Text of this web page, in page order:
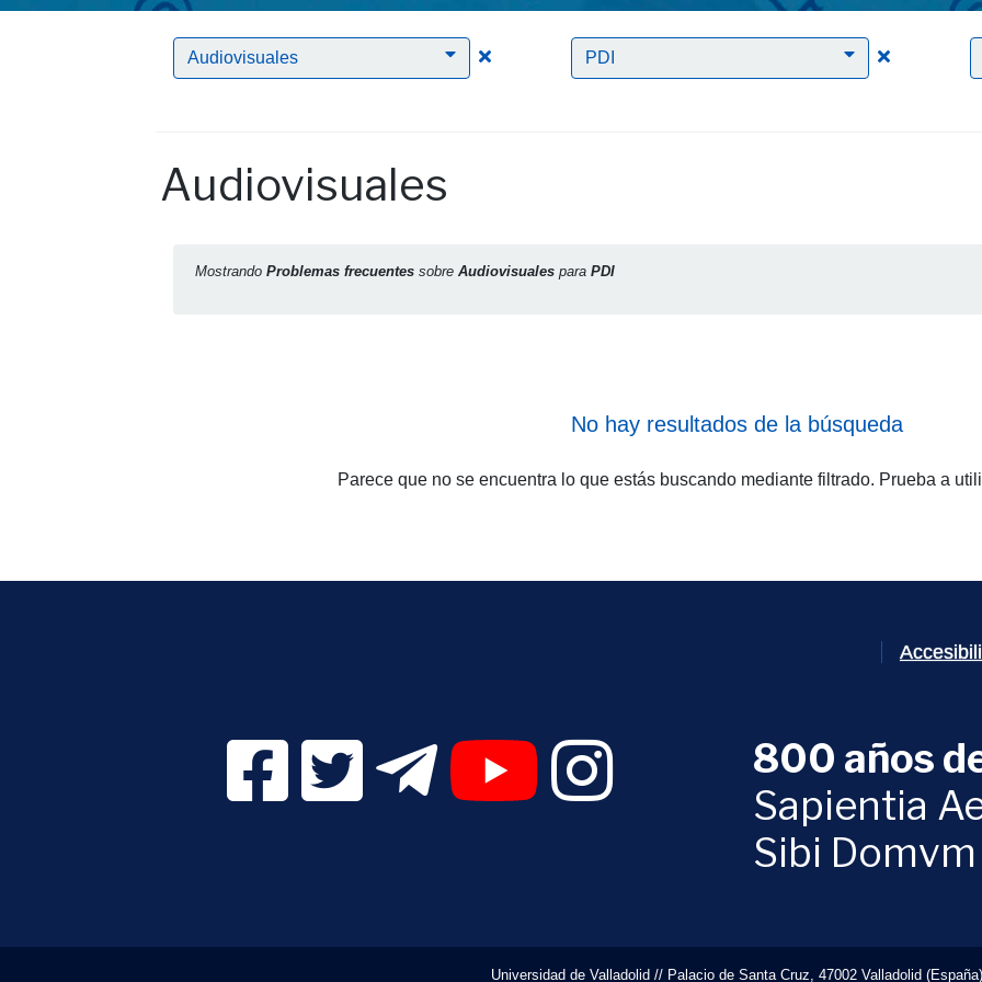
Audiovisuales Clic para borrar el filtro Audiovisuales
PDI Clic para
Audiovisuales
Mostrando Problemas frecuentes sobre Audiovisuales para PDI
No hay resultados de la búsqueda
Parece que no se encuentra lo que estás buscando mediante filtrado. Prueba a
Facebook Digital UVa (se abrirá en una nueva ventana)
Twitter Digital UVa (se abrirá en una nueva ventana)
Telegram Digital UVa (se abrirá en una nueva ventana)
YouTube Digital UVa (se abrirá en una nueva ventana)
Instagram Digital UVa (se abrirá en una nueva
800 años
Sapientia
Sibi Domvm
Universidad de Valladolid // Palacio de Santa Cruz, 47002 Valladolid (España)